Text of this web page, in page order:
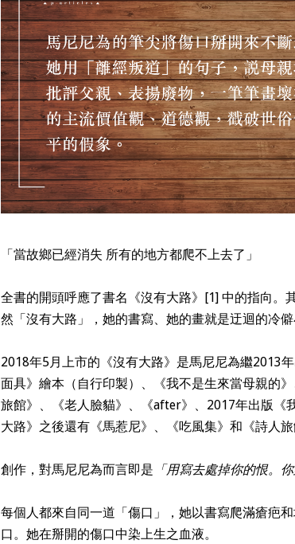
「當故鄉已經消失 所有的地方都爬不上去了」
全書的開頭呼應了書名《沒有大路》 [1] 中的指向。
然「沒有大路」，她的書寫、她的畫就是迂迴的冷僻
2018年5月上市的《沒有大路》是馬尼尼為繼2013
面具》繪本（自行印製）、《我不是生來當母親的
旅館》、《老人臉貓》、《after》、2017年出版《
大路》之後還有《馬惹尼》、《吃風集》和《詩人
創作，對馬尼尼為而言即是 「用寫去處掉你的恨。
每個人都來自同一道「傷口」，她以書寫爬滿瘡疤
口。她在掰開的傷口中染上生之血液。